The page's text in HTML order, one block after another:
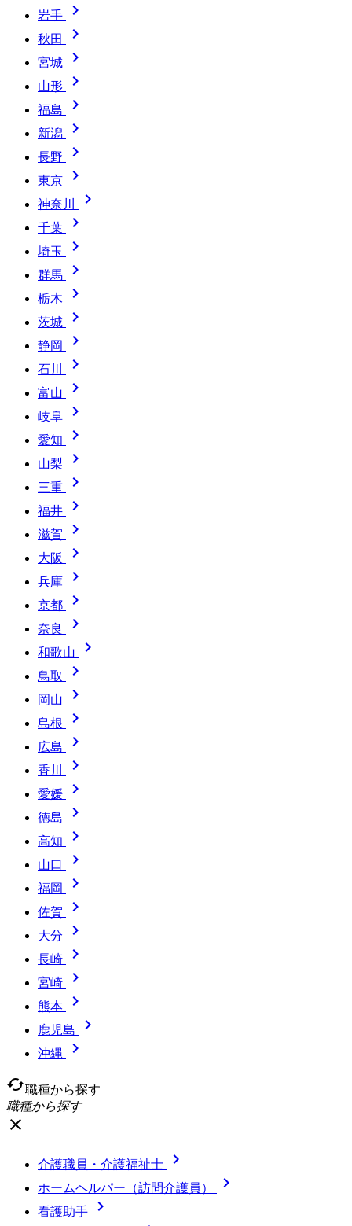
岩手 
秋田 
宮城 
山形 
福島 
新潟 
長野 
東京 
神奈川 
千葉 
埼玉 
群馬 
栃木 
茨城 
静岡 
石川 
富山 
岐阜 
愛知 
山梨 
三重 
福井 
滋賀 
大阪 
兵庫 
京都 
奈良 
和歌山 
鳥取 
岡山 
島根 
広島 
香川 
愛媛 
徳島 
高知 
山口 
福岡 
佐賀 
大分 
長崎 
宮崎 
熊本 
鹿児島 
沖縄

cached職種から探す
職種から探す
close
介護職員・介護福祉士 
ホームヘルパー（訪問介護員） 
看護助手
